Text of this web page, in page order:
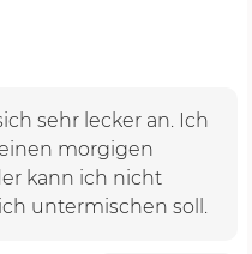
sehr lecker an. Ich
morgigen
kann ich nicht
untermischen soll.